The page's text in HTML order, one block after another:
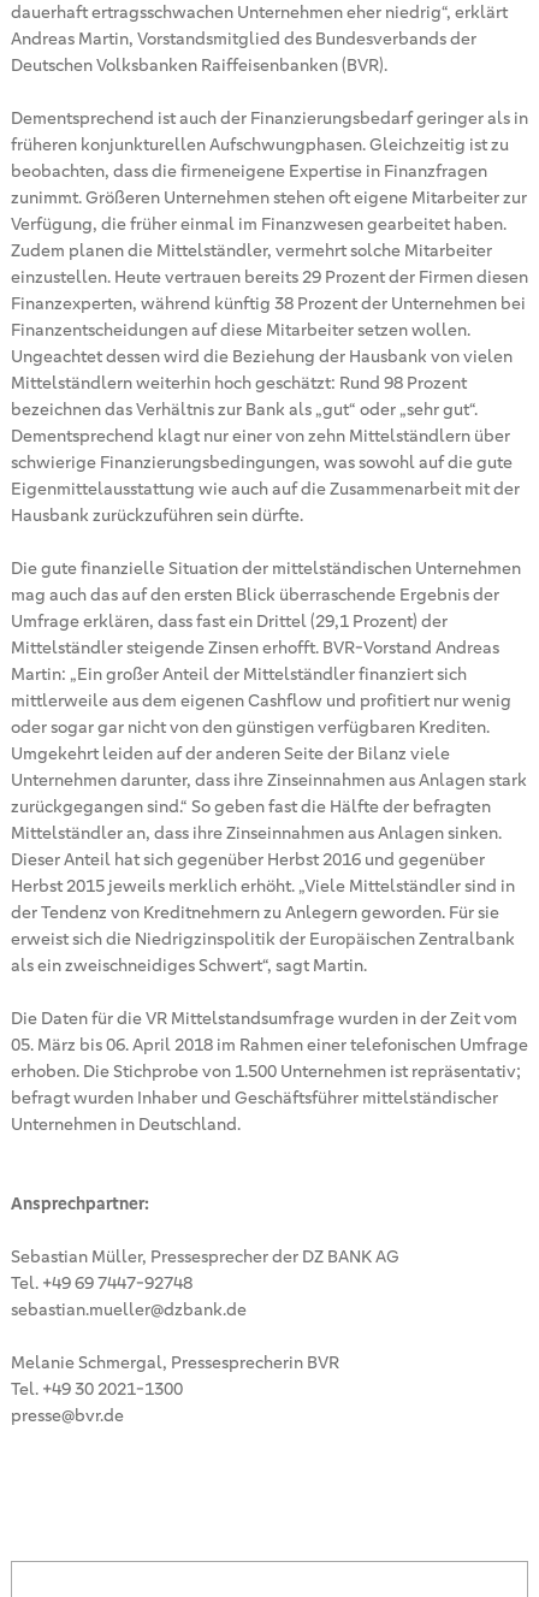
dauerhaft ertragsschwachen Unternehmen eher niedrig“, erklärt
Andreas Martin, Vorstandsmitglied des Bundesverbands der
Deutschen Volksbanken Raiffeisenbanken (BVR).
Dementsprechend ist auch der Finanzierungsbedarf geringer als in
früheren konjunkturellen Aufschwungphasen. Gleichzeitig ist zu
beobachten, dass die firmeneigene Expertise in Finanzfragen
zunimmt. Größeren Unternehmen stehen oft eigene Mitarbeiter zur
Verfügung, die früher einmal im Finanzwesen gearbeitet haben.
Zudem planen die Mittelständler, vermehrt solche Mitarbeiter
einzustellen. Heute vertrauen bereits 29 Prozent der Firmen diesen
Finanzexperten, während künftig 38 Prozent der Unternehmen bei
Finanzentscheidungen auf diese Mitarbeiter setzen wollen.
Ungeachtet dessen wird die Beziehung der Hausbank von vielen
Mittelständlern weiterhin hoch geschätzt: Rund 98 Prozent
bezeichnen das Verhältnis zur Bank als „gut“ oder „sehr gut“.
Dementsprechend klagt nur einer von zehn Mittelständlern über
schwierige Finanzierungsbedingungen, was sowohl auf die gute
Eigenmittelausstattung wie auch auf die Zusammenarbeit mit der
Hausbank zurückzuführen sein dürfte.
Die gute finanzielle Situation der mittelständischen Unternehmen
mag auch das auf den ersten Blick überraschende Ergebnis der
Umfrage erklären, dass fast ein Drittel (29,1 Prozent) der
Mittelständler steigende Zinsen erhofft. BVR-Vorstand Andreas
Martin: „Ein großer Anteil der Mittelständler finanziert sich
mittlerweile aus dem eigenen Cashflow und profitiert nur wenig
oder sogar gar nicht von den günstigen verfügbaren Krediten.
Umgekehrt leiden auf der anderen Seite der Bilanz viele
Unternehmen darunter, dass ihre Zinseinnahmen aus Anlagen stark
zurückgegangen sind.“ So geben fast die Hälfte der befragten
Mittelständler an, dass ihre Zinseinnahmen aus Anlagen sinken.
Dieser Anteil hat sich gegenüber Herbst 2016 und gegenüber
Herbst 2015 jeweils merklich erhöht. „Viele Mittelständler sind in
der Tendenz von Kreditnehmern zu Anlegern geworden. Für sie
erweist sich die Niedrigzinspolitik der Europäischen Zentralbank
als ein zweischneidiges Schwert“, sagt Martin.
Die Daten für die VR Mittelstandsumfrage wurden in der Zeit vom
05. März bis 06. April 2018 im Rahmen einer telefonischen Umfrage
erhoben. Die Stichprobe von 1.500 Unternehmen ist repräsentativ;
befragt wurden Inhaber und Geschäftsführer mittelständischer
Unternehmen in Deutschland.
Ansprechpartner:
Sebastian Müller, Pressesprecher der DZ BANK AG
Tel. +49 69 7447-92748
sebastian.mueller@dzbank.de
Melanie Schmergal, Pressesprecherin BVR
Tel. +49 30 2021-1300
presse@bvr.de